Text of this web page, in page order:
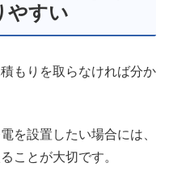
やすい
もりを取らなければ分か
を設置したい場合には、
ことが大切です。